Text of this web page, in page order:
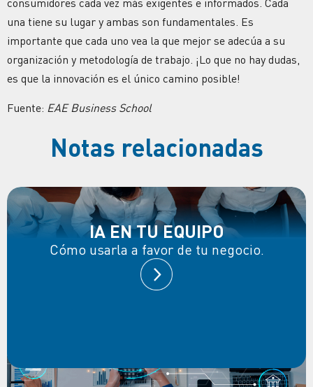
consumidores cada vez más exigentes e informados. Cada
una tiene su lugar y ambas son fundamentales. Es
importante que cada uno vea la que mejor se adecúa a su
organización y metodología de trabajo. ¡Lo que no hay dudas,
es que la innovación es el único camino posible!
Fuente: EAE Business School
Notas relacionadas
IA EN TU EQUIPO
Cómo usarla a favor de tu negocio.